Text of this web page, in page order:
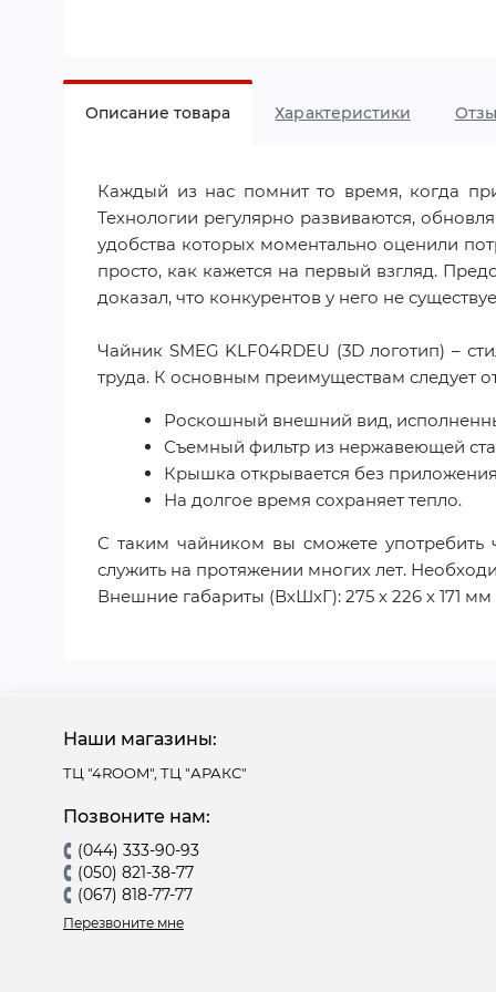
Описание товара Характеристики
Каждый из нас помнит то время, когда
Технологии регулярно развиваются,
удобства которых моментально оценили
просто, как кажется на первый взгляд.
доказал, что конкурентов у него не
Чайник SMEG KLF04RDEU (3D логотип) –
труда. К основным преимуществам следует
Роскошный внешний вид,
Съемный фильтр из нержавеющей
Крышка открывается без
На долгое время сохраняет тепло.
С таким чайником вы сможете употребить
служить на протяжении многих лет.
Внешние габариты (ВхШхГ): 275 х 226 х 171 мм
Наши магазины:
ТЦ "4ROOM", ТЦ "АРАКС"
Позвоните нам:
(044) 333-90-93
(050) 821-38-77
(067) 818-77-77
Перезвоните мне